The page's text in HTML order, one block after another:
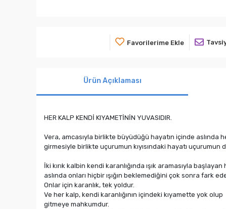
Favorilerime Ekle
Ürün Açıklaması
HER KALP KENDİ KIYAMETİNİN YUVASIDIR.
Vera, amcasıyla birlikte büyüdüğü hayatın içinde aslında
girmesiyle birlikte uçurumun kıyısındaki hayatı
İki kırık kalbin kendi karanlığında ışık aramasıyla
aslında onları hiçbir ışığın beklemediğini çok sonra fark
Onlar için karanlık, tek yoldur.
Ve her kalp, kendi karanlığının içindeki kıyamette yok olup
gitmeye mahkumdur.